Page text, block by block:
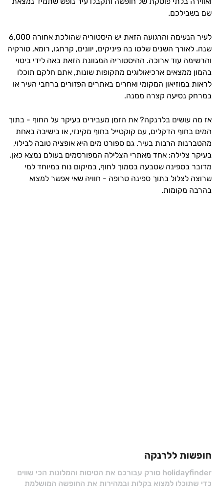
שם בשבילכם.
לעיר הנעימה והרגועה הזאת יש היסטוריה שהולכת אחורה 6,000
שנה. לאורך השנים שלטו בה פיניקים, יוונים, קרתגו, רומא, טורקיה
והרשימה עוד ארוכה. ההיסטוריה המגוונת הזאת באה לידי ביטוי
בהמון ממצאים ארכיאולוגים מתקופות שונות, אתם חלקם תוכלו
לראות במוזיאון המקומי ואחרים באתרים הפזורים ברחבי העיר או
במרחק נסיעה קצרה ממנה.
אז מה עושים בלרנקה? את הזמן מעבירים בעיקר על החוף - בתוך
המים בחוף הדקלים, עם קוקטייל בחוף מקינזי, או בישיבה באחת
מהטברנות הרבות בעיר. גם ספורט מים היא אופציה טובה לבילוי,
בעיקר צלילה: אחד מאתרי הצלילה המפורסמים בעולם נמצא כאן.
מדובר בספינה שטבעה בסמוך לחוף, במיקום נוח במיוחד למי
שרוצה לצלול בתוך ספינה טרופה - חוויה שאי אפשר למצוא
בהרבה מקומות.
חופשות ללרנקה
holidayfinder סורק עבורכם את הטיסות והמלונות הכי שווים
כדי שתוכלו למצוא בקלות ובמהירות את החופשה המושלמת